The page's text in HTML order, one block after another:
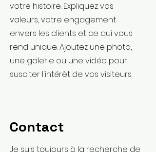
votre histoire. Expliquez vos
valeurs, votre engagement
envers les clients et ce qui vous
rend unique. Ajoutez une photo,
une galerie ou une vidéo pour
susciter l'intérêt de vos visiteurs.
Contact
Je suis toujours à la recherche de